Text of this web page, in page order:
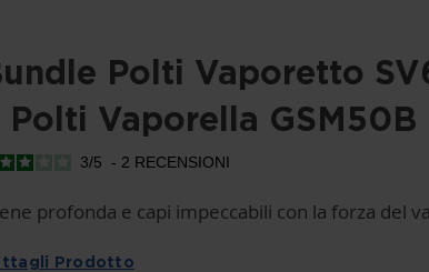
Polti Vaporetto
Polti Vaporella GSM50B
3/5 - 2 RECENSIONI
profonda e capi impeccabili con la forza del
Prodotto